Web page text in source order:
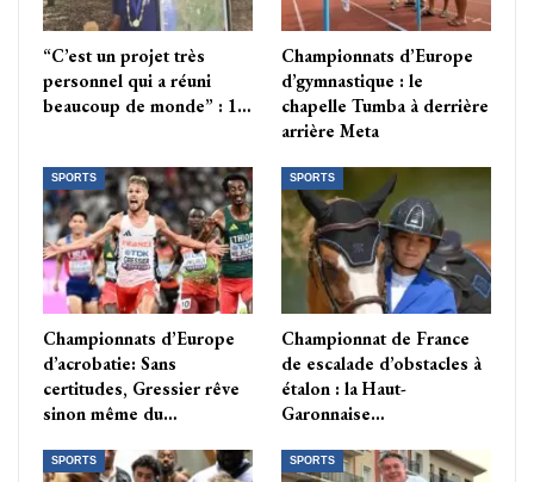
“C’est un projet très
personnel qui a réuni
beaucoup de monde” : 1…
Championnats d’Europe
d’gymnastique : le
chapelle Tumba à derrière
arrière Meta
SPORTS
Championnats d’Europe
d’acrobatie: Sans
certitudes, Gressier rêve
sinon même du…
SPORTS
Championnat de France
de escalade d’obstacles à
étalon : la Haut-
Garonnaise…
SPORTS SPORTS